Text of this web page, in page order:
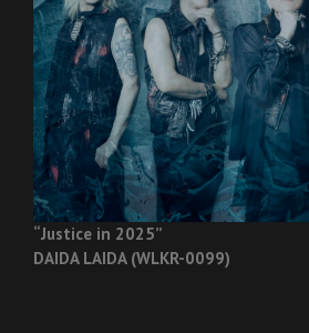
“Justice in 2025”
DAIDA LAIDA (WLKR-0099)